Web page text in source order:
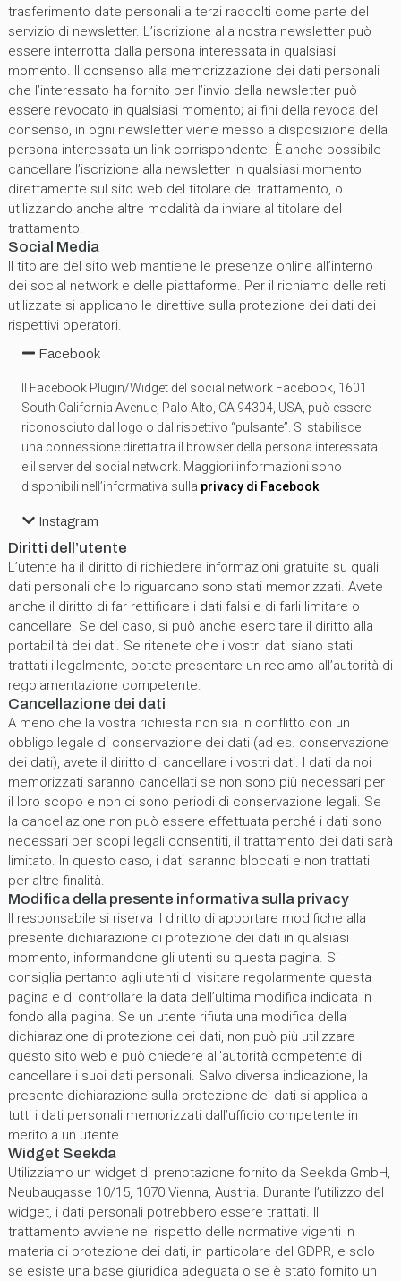
trasferimento date personali a terzi raccolti come parte del
servizio di newsletter. L’iscrizione alla nostra newsletter può
essere interrotta dalla persona interessata in qualsiasi
momento. Il consenso alla memorizzazione dei dati personali
che l’interessato ha fornito per l’invio della newsletter può
essere revocato in qualsiasi momento; ai fini della revoca del
consenso, in ogni newsletter viene messo a disposizione della
persona interessata un link corrispondente. È anche possibile
cancellare l’iscrizione alla newsletter in qualsiasi momento
direttamente sul sito web del titolare del trattamento, o
utilizzando anche altre modalità da inviare al titolare del
trattamento.
Social Media
Il titolare del sito web mantiene le presenze online all’interno
dei social network e delle piattaforme. Per il richiamo delle reti
utilizzate si applicano le direttive sulla protezione dei dati dei
rispettivi operatori.
Facebook
Il Facebook Plugin/Widget del social network Facebook, 1601
South California Avenue, Palo Alto, CA 94304, USA, può essere
riconosciuto dal logo o dal rispettivo “pulsante”. Si stabilisce
una connessione diretta tra il browser della persona interessata
e il server del social network. Maggiori informazioni sono
disponibili nell’informativa sulla privacy di Facebook
Instagram
Diritti dell’utente
L’utente ha il diritto di richiedere informazioni gratuite su quali
dati personali che lo riguardano sono stati memorizzati. Avete
anche il diritto di far rettificare i dati falsi e di farli limitare o
cancellare. Se del caso, si può anche esercitare il diritto alla
portabilità dei dati. Se ritenete che i vostri dati siano stati
trattati illegalmente, potete presentare un reclamo all’autorità di
regolamentazione competente.
Cancellazione dei dati
A meno che la vostra richiesta non sia in conflitto con un
obbligo legale di conservazione dei dati (ad es. conservazione
dei dati), avete il diritto di cancellare i vostri dati. I dati da noi
memorizzati saranno cancellati se non sono più necessari per
il loro scopo e non ci sono periodi di conservazione legali. Se
la cancellazione non può essere effettuata perché i dati sono
necessari per scopi legali consentiti, il trattamento dei dati sarà
limitato. In questo caso, i dati saranno bloccati e non trattati
per altre finalità.
Modifica della presente informativa sulla privacy
Il responsabile si riserva il diritto di apportare modifiche alla
presente dichiarazione di protezione dei dati in qualsiasi
momento, informandone gli utenti su questa pagina. Si
consiglia pertanto agli utenti di visitare regolarmente questa
pagina e di controllare la data dell’ultima modifica indicata in
fondo alla pagina. Se un utente rifiuta una modifica della
dichiarazione di protezione dei dati, non può più utilizzare
questo sito web e può chiedere all’autorità competente di
cancellare i suoi dati personali. Salvo diversa indicazione, la
presente dichiarazione sulla protezione dei dati si applica a
tutti i dati personali memorizzati dall’ufficio competente in
merito a un utente.
Widget Seekda
Utilizziamo un widget di prenotazione fornito da Seekda GmbH,
Neubaugasse 10/15, 1070 Vienna, Austria. Durante l’utilizzo del
widget, i dati personali potrebbero essere trattati. Il
trattamento avviene nel rispetto delle normative vigenti in
materia di protezione dei dati, in particolare del GDPR, e solo
se esiste una base giuridica adeguata o se è stato fornito un